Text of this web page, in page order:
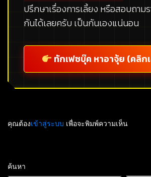
ปรึกษาเรื่องการเลี้ยง หรือสอบถาม
กันได้เลยครับ เป็นกันเองแน่นอน
ทักเฟซบุ๊ค หาอาจุ้ย (คลิก
คุณต้องเข้าสู่ระบบ เพื่อจะพิมพ์ความเห็น
ค้นหา